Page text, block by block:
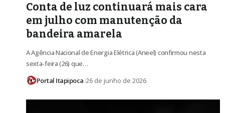
Conta de luz continuará mais cara
em julho com manutenção da
bandeira amarela
A Agência Nacional de Energia Elétrica (Aneel) confirmou nesta
sexta-feira (26) que…
Portal Itapipoca 26 de junho de 2026